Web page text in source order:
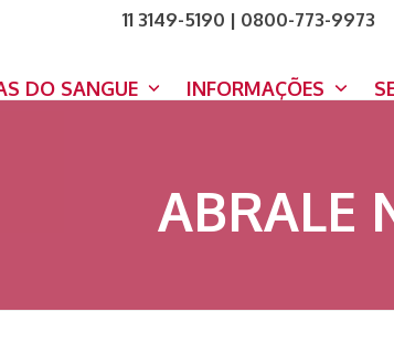
11 3149-5190 | 0800-773-9973
DO SANGUE INFORMAÇÕES
ABRALE